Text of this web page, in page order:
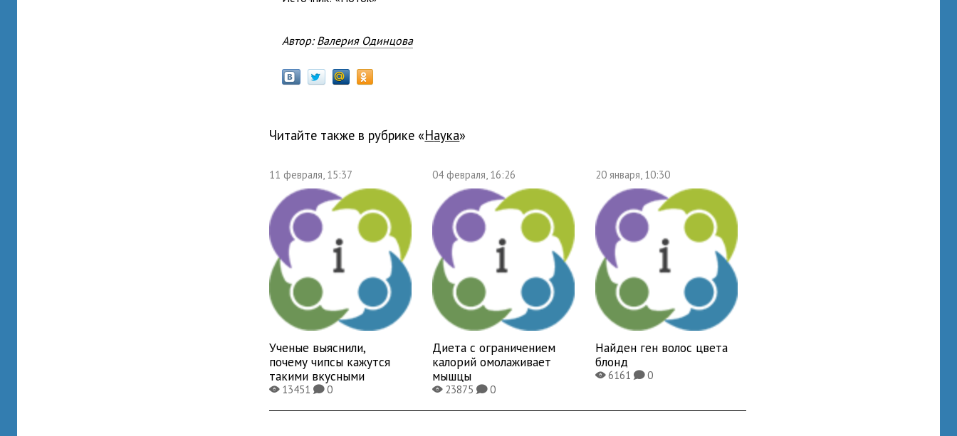
Автор: Валерия Одинцова
Читайте также в рубрике « наука»
11 февраля, 15:37
Ученые выяснили,
почему чипсы кажутся
такими вкусными
X13451K0
04 февраля, 16:26
Диета с ограничением
калорий омолаживает
мышцы
X23875K0
20 января, 10:30
Найден ген волос цвета
блонд
X6161K0